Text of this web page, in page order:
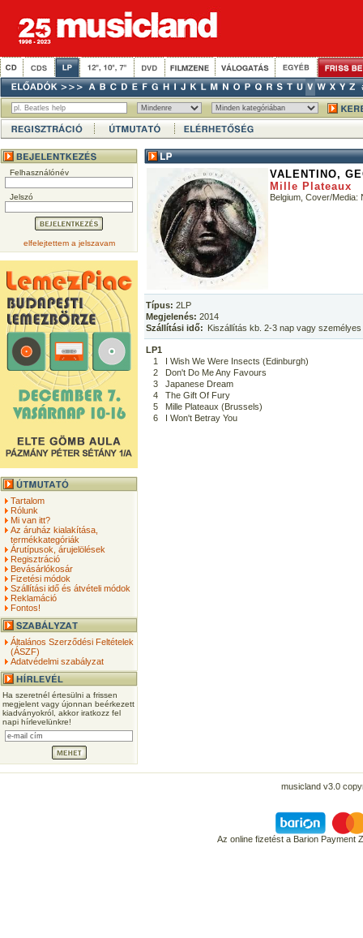
Felhasználónév
Jelszó
elfelejtettem a jelszavam
Tartalom
Rólunk
Mi van itt?
Az áruház kialakítása,
termékkategóriák
Árutípusok, árujelölések
Regisztráció
Bevásárlókosár
Fizetési módok
Szállítási idő és átvételi módok
Reklamáció
Fontos!
Általános Szerződési Feltételek
(ÁSZF)
Adatvédelmi szabályzat
Ha szeretnél értesülni a frissen
megjelent vagy újonnan beérkezett
kiadványokról, akkor iratkozz fel
napi hírlevelünkre!
VALENTINO,
Mille Plateaux
Belgium, Cover/Media:
Típus: 2LP
Megjelenés: 2014
Szállítási idő: Kiszállítás kb. 2-3 nap vagy
LP1
1
I Wish We Were Insects (Edinburgh)
2
Don't Do Me Any Favours
3
Japanese Dream
4
The Gift Of Fury
5
Mille Plateaux (Brussels)
6
I Won't Betray You
musicland v3.0
Az online fizetést a Barion Payment